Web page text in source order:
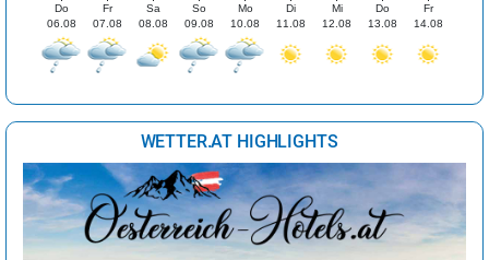
Do
06.08
Fr
07.08
Sa
08.08
So
09.08
Mo
10.08
Di
11.08
Mi
12.08
Do
13.08
Fr
14.08
WETTER.AT HIGHLIGHTS